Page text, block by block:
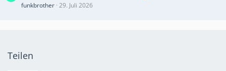
funkbrother 29. Juli 2026
Teilen